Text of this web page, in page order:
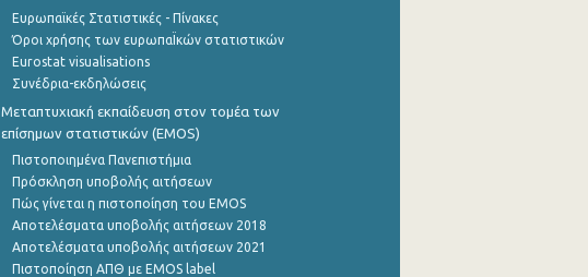
Ευρωπαϊκές Στατιστικές - Πίνακες
Όροι χρήσης των ευρωπαΪκών στατιστικών
Eurostat visualisations
Συνέδρια-εκδηλώσεις
Μεταπτυχιακή εκπαίδευση στον τομέα των
επίσημων στατιστικών (EMOS)
Πιστοποιημένα Πανεπιστήμια
Πρόσκληση υποβολής αιτήσεων
Πώς γίνεται η πιστοποίηση του EMOS
Αποτελέσματα υποβολής αιτήσεων 2018
Αποτελέσματα υποβολής αιτήσεων 2021
Πιστοποίηση ΑΠΘ με EMOS label